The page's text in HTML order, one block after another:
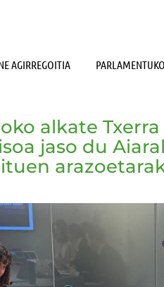
AGIRREGOITIA
alkate
jaso du